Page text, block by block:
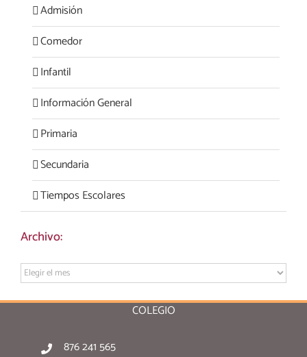
Admisión
Comedor
Infantil
Información General
Primaria
Secundaria
Tiempos Escolares
Archivo:
Archivo:
COLEGIO
876 241 565